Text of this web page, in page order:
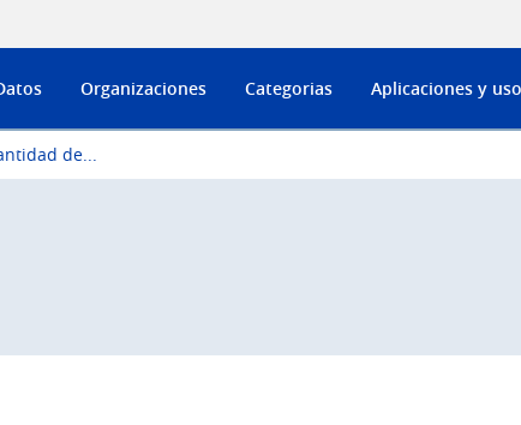
Organizaciones Categorias Aplicaciones y
de...